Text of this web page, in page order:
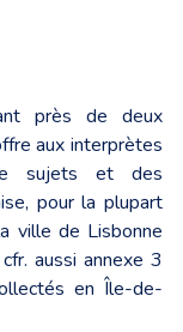
près de deux
aux interprètes
sujets et des
pour la plupart
ville de Lisbonne
aussi annexe 3
en Île-de-